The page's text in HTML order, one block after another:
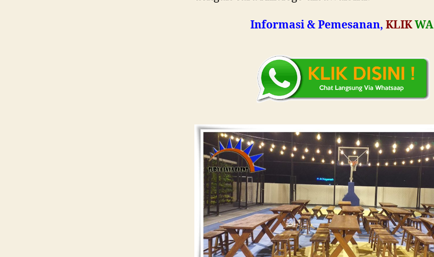
Informasi & Pemesanan, KLIKWA